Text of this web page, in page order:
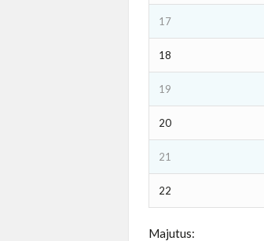
17
18
19
20
21
22
Majutus: